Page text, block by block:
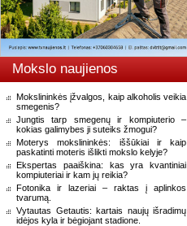
Mokslo naujienos
Mokslininkės įžvalgos, kaip alkoholis veikia
smegenis?
Jungtis tarp smegenų ir kompiuterio –
kokias galimybes ji suteiks žmogui?
Moterys mokslininkės: iššūkiai ir kaip
paskatinti moteris išlikti mokslo kelyje?
Ekspertas paaiškina: kas yra kvantiniai
kompiuteriai ir kam jų reikia?
Fotonika ir lazeriai – raktas į aplinkos
tvarumą.
Vytautas Getautis: kartais naujų išradimų
idėjos kyla ir bėgiojant stadione.